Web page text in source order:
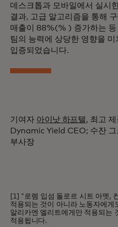
데스크톱과 모바일에서 실시
결과, 고급 알고리즘을 통해
매출이 88%(% ) 증가하는 등
팀의 능력에 상당한 영향을 미
입증되었습니다.
기여자 아이낫 하프텔, 최고
Dynamic Yield CEO; 수잔
부사장
[1] "로렘 입섬 돌로르 시트 아멧,
적용되는 것이 아니라 노동자에게
알리카엔 엘리트에게만 적용되는
적용됩니다.